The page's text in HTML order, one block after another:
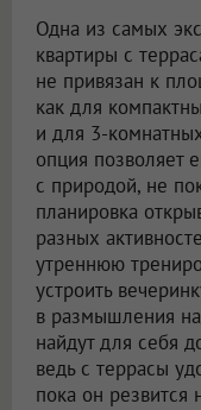
Одна из самых
квартиры с
не привязан к
как для
и для 3-
опция позволяет
с природой, не
планировка
разных
утреннюю
устроить
в размышления
найдут для себя
ведь с террасы
пока он резвится